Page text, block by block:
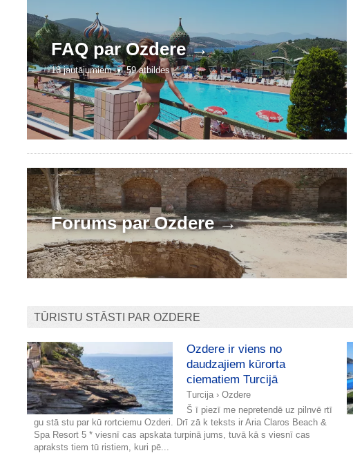
FAQ parOzdere →
18 jautājumiem •59 atbildes
Forums parOzdere →
TŪRISTU STĀSTI PAR OZDERE
Ozdere ir viens no
daudzajiem kūrorta
ciematiem Turcijā
Turcija ›Ozdere
Š ī piezī me nepretendē uz pilnvē rtī
gu stā stu par kū rortciemu Ozderi. Drī zā k teksts ir Aria Claros Beach &
Spa Resort 5 * viesnī cas apskata turpinā jums, tuvā kā s viesnī cas
apraksts tiem tū ristiem, kuri pē...